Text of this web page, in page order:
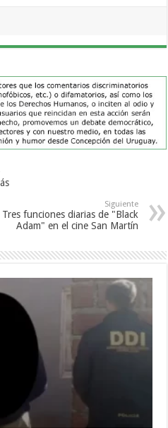
Siguiente
Tres funciones diarias de "Black
Adam" en el cine San Martín